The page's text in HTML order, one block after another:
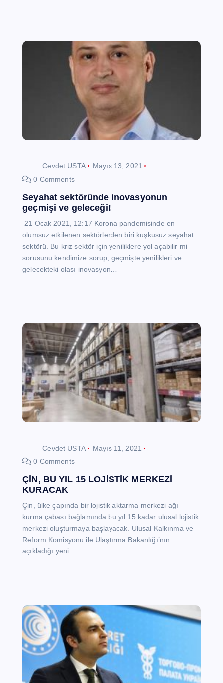
Cevdet USTA
Mayıs 13, 2021
0 Comments
Seyahat sektöründe inovasyonun
geçmişi ve geleceği!
21 Ocak 2021, 12:17 Korona pandemisinde en
olumsuz etkilenen sektörlerden biri kuşkusuz seyahat
sektörü. Bu kriz sektör için yeniliklere yol açabilir mi
sorusunu kendimize sorup, geçmişte yenilikleri ve
gelecekteki olası inovasyon…
Cevdet USTA
Mayıs 11, 2021
0 Comments
ÇİN, BU YIL 15 LOJİSTİK MERKEZİ
KURACAK
Çin, ülke çapında bir lojistik aktarma merkezi ağı
kurma çabası bağlamında bu yıl 15 kadar ulusal lojistik
merkezi oluşturmaya başlayacak. Ulusal Kalkınma ve
Reform Komisyonu ile Ulaştırma Bakanlığı’nın
açıkladığı yeni…